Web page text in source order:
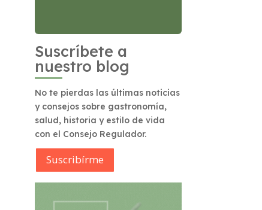
Suscríbete a
nuestro blog
No te pierdas las últimas noticias
y consejos sobre gastronomía,
salud, historia y estilo de vida
con el Consejo Regulador.
Suscribírme